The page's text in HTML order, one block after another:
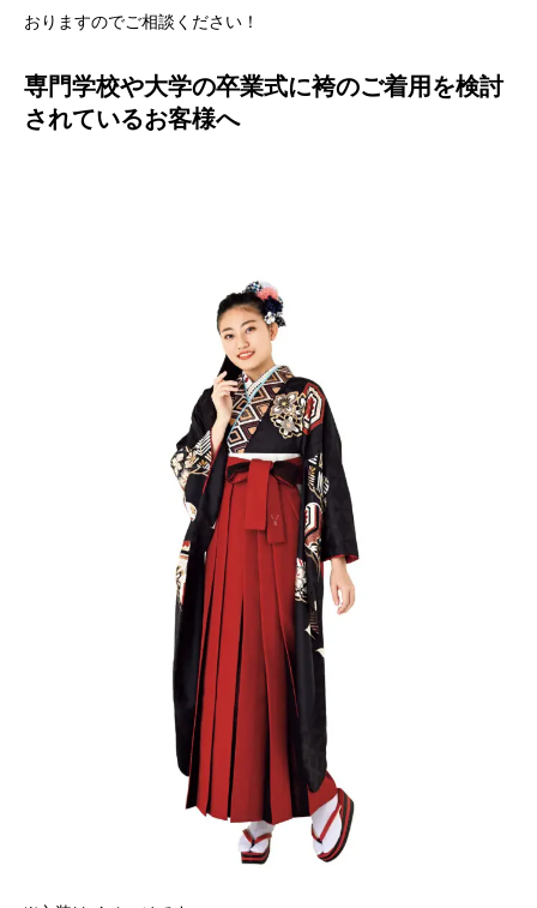
おりますのでご相談ください！
専門学校や大学の卒業式に袴のご着用を検討
されているお客様へ